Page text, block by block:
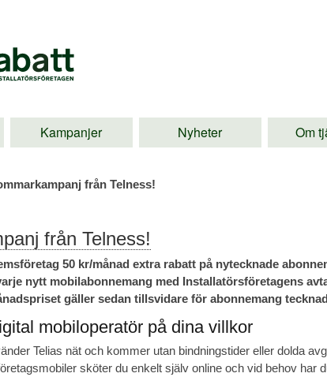
Kampanjer Nyheter Om
från Telness!
från Telness!
50 kr/månad extra rabatt på nytecknade
nytt mobilabonnemang med Installatörsföretagens
gäller sedan tillsvidare för abonnemang
mobiloperatör på dina villkor
Telias nät och kommer utan bindningstider eller dolda
sköter du enkelt själv online och vid behov har